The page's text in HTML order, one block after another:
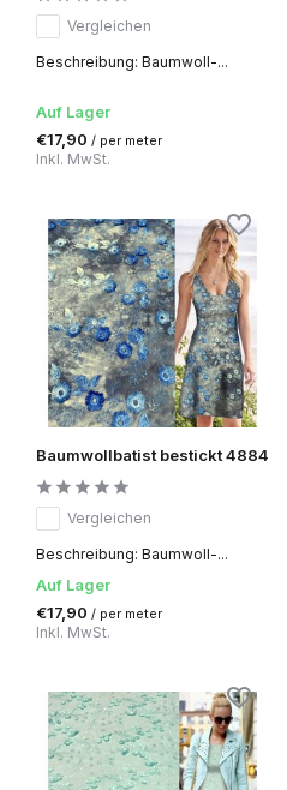
Vergleichen
Beschreibung: Baumwoll-...
Auf Lager
€17,90 / per meter
Inkl. MwSt.
Baumwollbatist bestickt 4884
Vergleichen
Beschreibung: Baumwoll-...
Auf Lager
€17,90 / per meter
Inkl. MwSt.